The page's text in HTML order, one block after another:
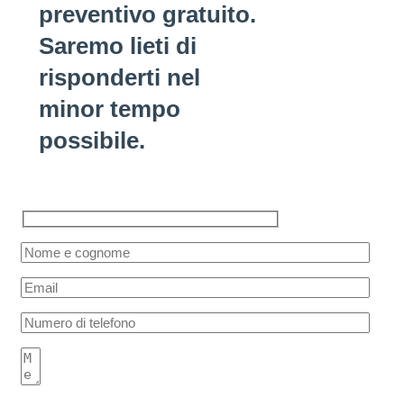
preventivo gratuito.
Saremo lieti di
risponderti nel
minor tempo
possibile.